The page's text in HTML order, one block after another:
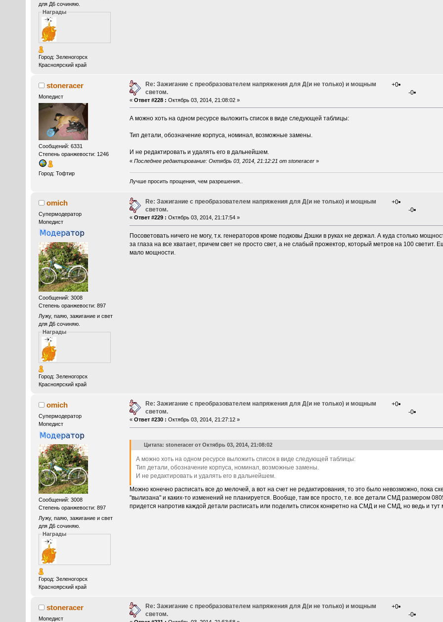
для Д6 сочиняю.
Награды
Город: Зеленогорск
Красноярский край
stoneracer
Мопедист
Сообщений: 6331
Степень оранжевости: 1246
Город: Тофтир
Re: Зажигание с преобразователем напряжения для Д(и не только) и мощным
светом.
« Ответ #228 : Октябрь 03, 2014, 21:08:02 »
+0
-0
А можно хоть на одном ресурсе выложить список в виде следующей таблицы:
Тип детали, обозначение корпуса, номинал, возможные замены.
И не редактировать и удалять его в дальнейшем.
« Последнее редактирование: Октябрь 03, 2014, 21:12:21 от stoneracer»
Лучше просить прощения, чем разрешения..
omich
Супермодератор
Мопедист
Сообщений: 3008
Степень оранжевости: 897
Лужу, паяю, зажигание и свет
для Д6 сочиняю.
Награды
Город: Зеленогорск
Красноярский край
Re: Зажигание с преобразователем напряжения для Д(и не только) и мощным
светом.
« Ответ #229 : Октябрь 03, 2014, 21:17:54 »
+0
-0
Посоветовать ничего не могу, т.к. генераторов кроме подковы Дэшки в руках не держал. А куда столько
за глаза на все хватает, причем свет не просто свет, а не слабый прожектор, который метров на 100
мало мощности.
omich
Супермодератор
Мопедист
Сообщений: 3008
Степень оранжевости: 897
Лужу, паяю, зажигание и свет
для Д6 сочиняю.
Награды
Город: Зеленогорск
Красноярский край
Re: Зажигание с преобразователем напряжения для Д(и не только) и мощным
светом.
« Ответ #230 : Октябрь 03, 2014, 21:27:12 »
+0
-0
Цитата: stoneracer от Октябрь 03, 2014, 21:08:02
А можно хоть на одном ресурсе выложить список в виде следующей таблицы:
Тип детали, обозначение корпуса, номинал, возможные замены.
И не редактировать и удалять его в дальнейшем.
Можно конечно расписать все до мелочей, а вот на счет не редактирования, то это было невозможно, пока
"вылизана" и каких-то изменений не планируется. Вообще, там все просто, т.е. все детали СМД размером
придется напротив каждой детали расписать или поделить список конкретно на СМД и не СМД, но ведь и
stoneracer
Мопедист
Re: Зажигание с преобразователем напряжения для Д(и не только) и мощным
светом.
+0
-0